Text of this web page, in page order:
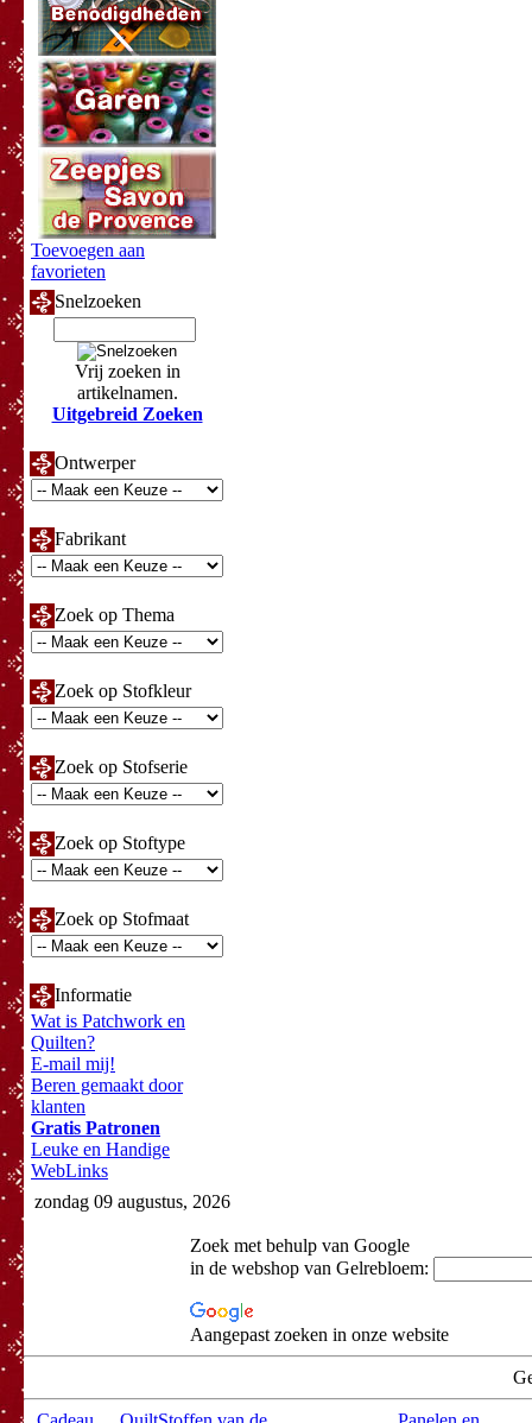
Toevoegen aan
favorieten
Snelzoeken
Vrij zoeken in
artikelnamen.
Uitgebreid Zoeken
Ontwerper
Fabrikant
Zoek op Thema
Zoek op Stofkleur
Zoek op Stofserie
Zoek op Stoftype
Zoek op Stofmaat
Informatie
Wat is Patchwork en
Quilten?
E-mail mij!
Beren gemaakt door
klanten
Gratis Patronen
Leuke en Handige
WebLinks
zondag 09 augustus, 2026
Zoek met behulp van Google
in de webshop van Gelrebloem:
Aangepast zoeken in onze website